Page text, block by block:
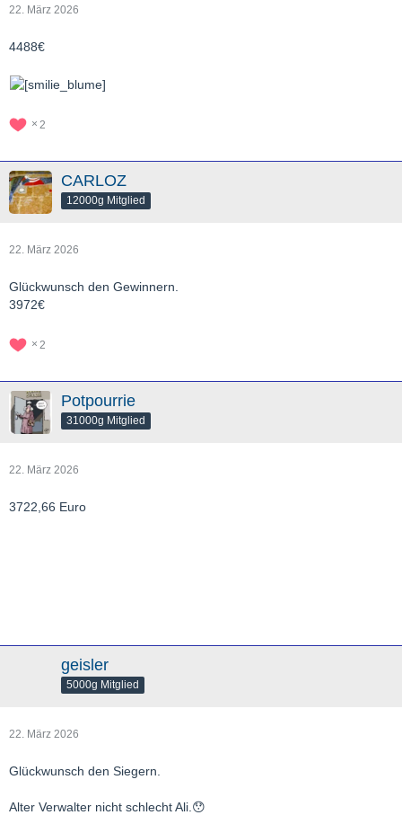
22. März 2026
4488€
2
CARLOZ
12000g Mitglied
22. März 2026
Glückwunsch den Gewinnern.
3972€
2
Potpourrie
31000g Mitglied
22. März 2026
3722,66 Euro
geisler
5000g Mitglied
22. März 2026
Glückwunsch den Siegern.
Alter Verwalter nicht schlecht Ali.😯